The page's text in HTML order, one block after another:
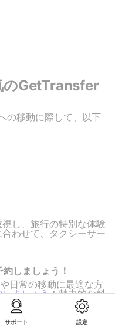
サポート 設定
のGetTransfer
の移動に際して、以下
し、旅行の特別な体験
わせて、タクシーサー
しましょう！
日常の移動に最適な方
しましょう！魅力的な料